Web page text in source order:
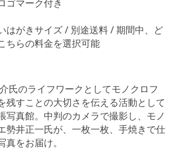
ゴマーク付き
はがきサイズ / 別途送料 / 期間中、ど
ちらの料金を選択可能
氏のライフワークとしてモノクロフ
残すことの大切さを伝える活動として
写真館。中判のカメラで撮影し、モノ
勢井正一氏が、一枚一枚、手焼きで仕
をお届け。